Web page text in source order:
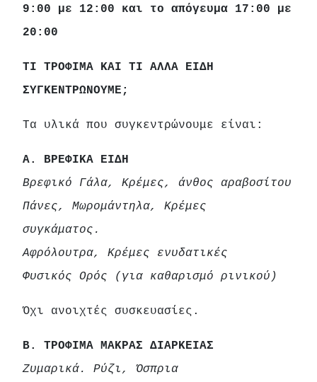
9:00 με 12:00 και το απόγευμα 17:00 με
20:00
ΤΙ ΤΡΟΦΙΜΑ ΚΑΙ ΤΙ ΑΛΛΑ ΕΙΔΗ
ΣΥΓΚΕΝΤΡΩΝΟΥΜΕ;
Τα υλικά που συγκεντρώνουμε είναι:
Α. ΒΡΕΦΙΚΑ ΕΙΔΗ
Βρεφικό Γάλα, Κρέμες, άνθος αραβοσίτου
Πάνες, Μωρομάντηλα, Κρέμες
συγκάματος.
Αφρόλουτρα, Κρέμες ενυδατικές
Φυσικός Ορός (για καθαρισμό ρινικού)
Όχι ανοιχτές συσκευασίες.
Β. ΤΡΟΦΙΜΑ ΜΑΚΡΑΣ ΔΙΑΡΚΕΙΑΣ
Ζυμαρικά. Ρύζι, Όσπρια